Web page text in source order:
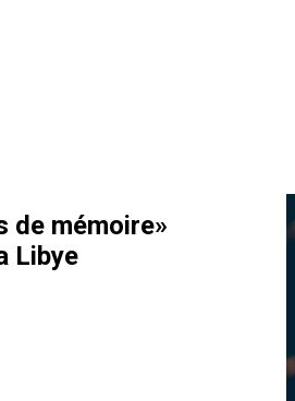
de mémoire»
Libye